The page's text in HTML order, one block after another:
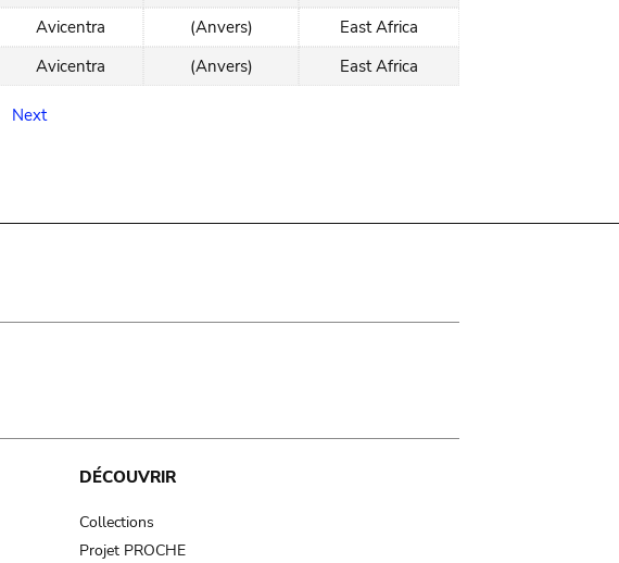
Avicentra (Anvers)
East Africa
Avicentra (Anvers) East Africa
Next
DÉCOUVRIR
Collections
Projet PROCHE